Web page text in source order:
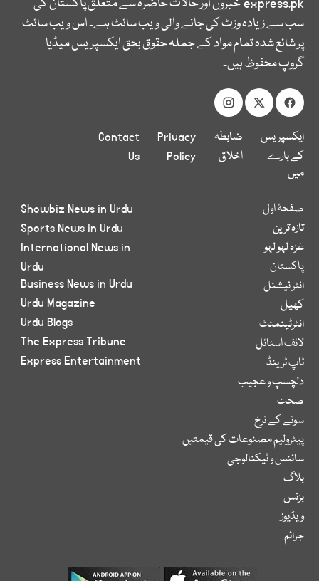
express.pkخبروں اور حالات حاضرہ سے متعلق پاکستان کی
سب سے زیادہ وزٹ کی جانے والی ویب سائٹ ہے۔ اس ویب سائٹ
پر شائع شدہ تمام مواد کے جملہ حقوق بحق ایکسپریس میڈیا
گروپ محفوظ ہیں۔
ایکسپریس
کے بارے
میں
ضابطہ
اخلاق
Privacy
Policy
Contact
Us
صفحۂ اول
تازہ ترین
غزہ لہو لہو
پاکستان
انٹر نیشنل
کھیل
انٹرٹینمنٹ
لائف اسٹائل
ٹاپ ٹرینڈ
دلچسپ و عجیب
صحت
سونے کے نرخ
پیٹرولیم مصنوعات کی قیمتیں
سائنس و ٹیکنالوجی
بلاگ
بزنس
ویڈیوز
جرائم
Showbiz News in Urdu
Sports News in Urdu
International News in
Urdu
Business News in Urdu
Urdu Magazine
Urdu Blogs
The Express Tribune
Express Entertainment